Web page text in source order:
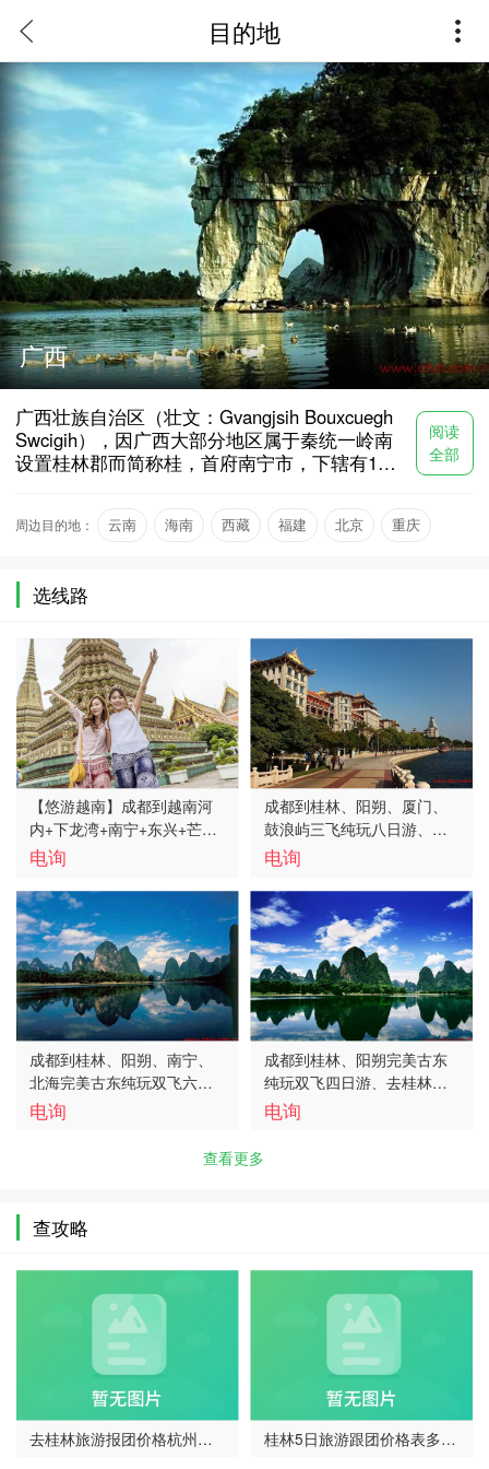
目的地
广西
广西壮族自治区（壮文：Gvangjsih Bouxcuegh
Swcigih），因广西大部分地区属于秦统一岭南
设置桂林郡而简称桂，首府南宁市，下辖有14
阅读
全部
周边目的地： 云南 海南 西藏 福建 北京 重庆
选线路
【悠游越南】成都到越南河
内+下龙湾+南宁+东兴+芒街
六天五晚旅游线路、越南六
天五晚旅游要多少钱
电询
成都到桂林、阳朔、厦门、
鼓浪屿三飞纯玩八日游、去
广西旅游多少钱、广西旅游
线路报价
电询
成都到桂林、阳朔、南宁、
北海完美古东纯玩双飞六日
游、去桂林旅游多少钱、桂
林旅游线路报价
电询
成都到桂林、阳朔完美古东
纯玩双飞四日游、去桂林旅
游多少钱、桂林旅游线路报
价
电询
查看更多
查攻略
去桂林旅游报团价格杭州报
桂林5日旅游跟团价格表多